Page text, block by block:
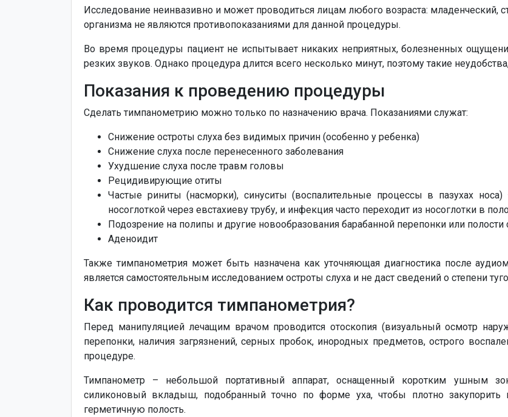
Исследование неинвазивно и может проводиться лицам любого возраста: младенческий,
организма не являются противопоказаниями для данной процедуры.
Во время процедуры пациент не испытывает никаких неприятных, болезненных
резких звуков. Однако процедура длится всего несколько минут, поэтому такие
Показания к проведению процедуры
Сделать тимпанометрию можно только по назначению врача. Показаниями служат:
Снижение остроты слуха без видимых причин (особенно у ребенка)
Снижение слуха после перенесенного заболевания
Ухудшение слуха после травм головы
Рецидивирующие отиты
Частые риниты (насморки), синуситы (воспалительные процессы в пазухах
носоглоткой через евстахиеву трубу, и инфекция часто переходит из носоглотки в
Подозрение на полипы и другие новообразования барабанной перепонки или полости
Аденоидит
Также тимпанометрия может быть назначена как уточняющая диагностика после
является самостоятельным исследованием остроты слуха и не даст сведений о степени
Как проводится тимпанометрия?
Перед манипуляцией лечащим врачом проводится отоскопия (визуальный осмотр
перепонки, наличия загрязнений, серных пробок, инородных предметов, острого
процедуре.
Тимпанометр – небольшой портативный аппарат, оснащенный коротким ушным
силиконовый вкладыш, подобранный точно по форме уха, чтобы плотно
герметичную полость.